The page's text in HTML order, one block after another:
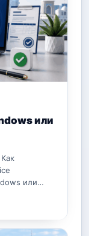
или
или…